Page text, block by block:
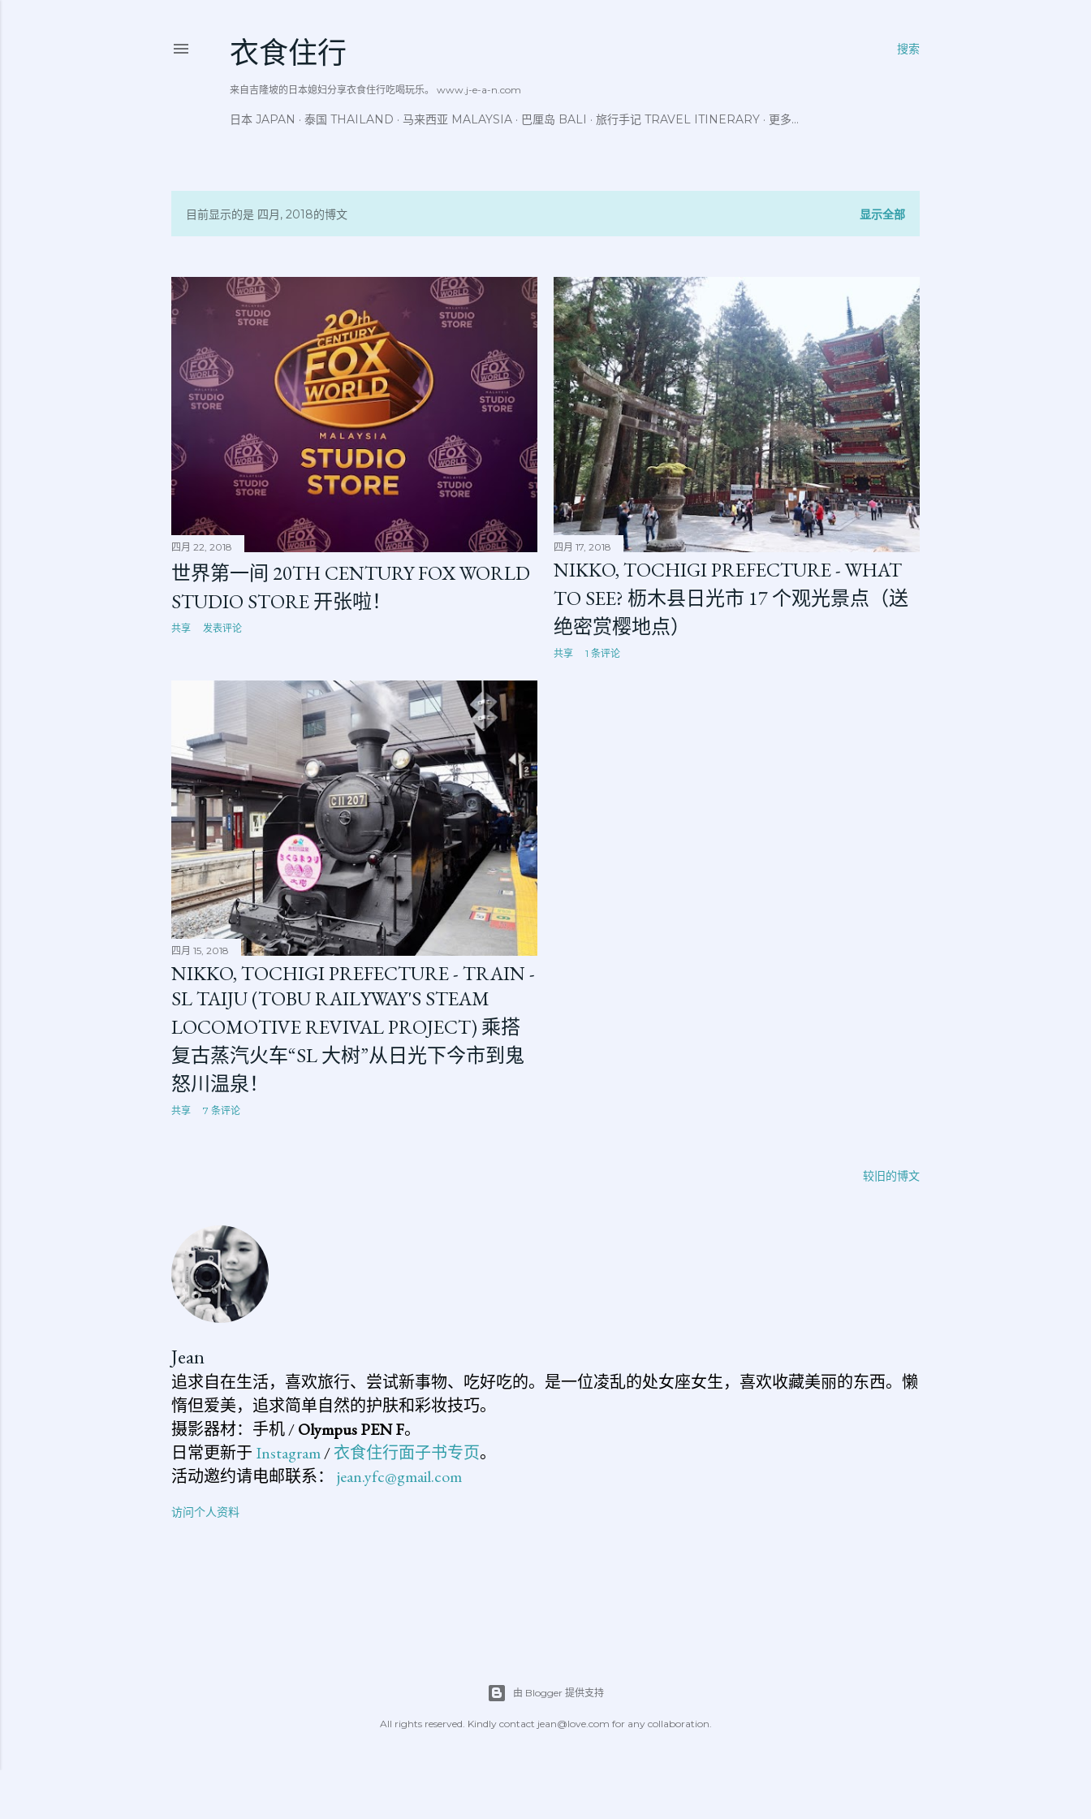
搜索
衣食住行
来自吉隆坡的日本媳妇分享衣食住行吃喝玩乐。 www.j-e-a-n.com
日本 JAPAN 泰国 THAILAND 马来西亚 MALAYSIA 巴厘岛 BALI 旅行手记 TRAVEL ITINERARY 更多…
博
目前显示的是 四月, 2018的博文 显示全部
四月 22, 2018
世界第一间 20TH CENTURY FOX WORLD
STUDIO STORE 开张啦！
共享 发表评论
四月 17, 2018
NIKKO, TOCHIGI PREFECTURE - WHAT
TO SEE? 枥木县日光市 17 个观光景点（送
绝密赏樱地点）
共享 1 条评论
四月 15, 2018
NIKKO, TOCHIGI PREFECTURE - TRAIN -
SL TAIJU (TOBU RAILYWAY'S STEAM
LOCOMOTIVE REVIVAL PROJECT) 乘搭
复古蒸汽火车“SL 大树”从日光下今市到鬼
怒川温泉！
共享 7 条评论
较旧的博文
Jean
追求自在生活，喜欢旅行、尝试新事物、吃好吃的。是一位凌乱的处女座女生，喜欢收藏美丽的东西。懒
惰但爱美，追求简单自然的护肤和彩妆技巧。
摄影器材：手机 /Olympus PEN F。
日常更新于 Instagram/衣食住行面子书专页。
活动邀约请电邮联系： jean.yfc@gmail.com
访问个人资料
由 Blogger 提供支持
All rights reserved. Kindly contact jean@love.com for any collaboration.